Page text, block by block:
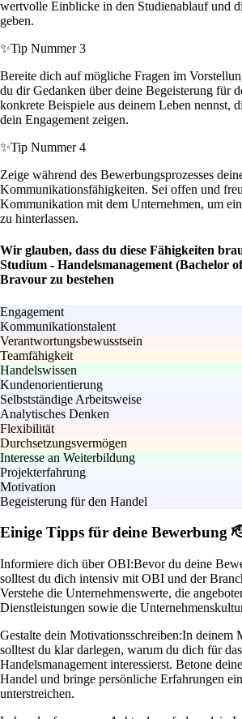
wertvolle Einblicke in den Studienablauf und
geben.
✨Tip Nummer 3
Bereite dich auf mögliche Fragen im
du dir Gedanken über deine Begeisterung für
konkrete Beispiele aus deinem Leben nennst,
dein Engagement zeigen.
✨Tip Nummer 4
Zeige während des Bewerbungsprozesses
Kommunikationsfähigkeiten. Sei offen und
Kommunikation mit dem Unternehmen, um
zu hinterlassen.
Wir glauben, dass du diese Fähigkeiten
Studium - Handelsmanagement (Bachelor
Bravour zu bestehen
Engagement
Kommunikationstalent
Verantwortungsbewusstsein
Teamfähigkeit
Handelswissen
Kundenorientierung
Selbstständige Arbeitsweise
Analytisches Denken
Flexibilität
Durchsetzungsvermögen
Interesse an Weiterbildung
Projekterfahrung
Motivation
Begeisterung für den Handel
Einige Tipps für deine Bewerbung
Informiere dich über OBI:Bevor du deine
solltest du dich intensiv mit OBI und der
Verstehe die Unternehmenswerte, die
Dienstleistungen sowie die
Gestalte dein Motivationsschreiben:In deinem
solltest du klar darlegen, warum du dich für
Handelsmanagement interessierst. Betone
Handel und bringe persönliche Erfahrungen
unterstreichen.